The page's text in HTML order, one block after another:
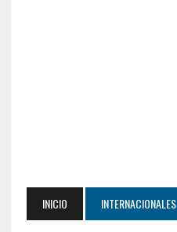
INICIO INTERNACIONALES